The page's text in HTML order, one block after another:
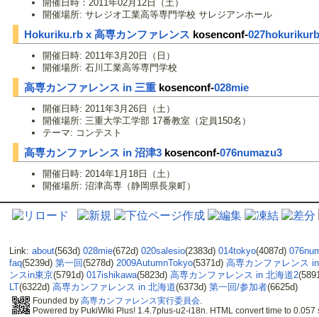
開催日時：2011年02月12日（土）
開催場所: サレジオ工業高等専門学校 サレジアンホール
Hokuriku.rb x 高専カンファレンス kosenconf-027hokurikurb
開催日時: 2011年3月20日（日）
開催場所: 石川工業高等専門学校
高専カンファレンス in 三重kosenconf-028mie
開催日時: 2011年3月26日（土）
開催場所: 三重大学工学部 17番教室（定員150名）
テーマ: コンテスト
高専カンファレンス in 沼津3kosenconf-076numazu3
開催日時: 2014年1月18日（土）
開催場所: 沼津高専（静岡県長泉町）
Link:about(563d)028mie(672d)020salesio(2383d)014tokyo(4087d)
faq(5239d)第一回(5278d)2009AutumnTokyo(5371d)高専カンファレンス
ンスin東京(5791d)017ishikawa(5823d)高専カンファレンス in 北海道2
LT(6322d)高専カンファレンス in 北海道(6373d)第一回/参加者(6625d)
Founded by高専カンファレンス実行委員会.
Powered by PukiWiki Plus! 1.4.7plus-u2-i18n. HTML convert time to 0.057